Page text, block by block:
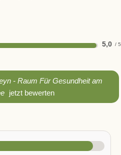
5,0
- Raum Für Gesundheit am
jetzt bewerten